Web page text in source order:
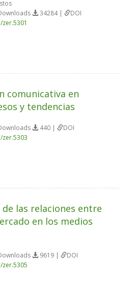
34284 |
DOI
comunicativa en
y tendencias
440 |
DOI
las relaciones entre
en los medios
9619 |
DOI